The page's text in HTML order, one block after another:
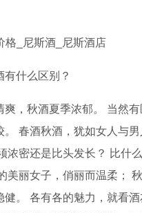
有什么区别？
爽，秋酒夏季浓郁。 当然
。 春酒秋酒，犹如女人与男
浓密还是比头发长？ 比什
美丽女子，俏丽而温柔；
健。 各有各的魅力，就看